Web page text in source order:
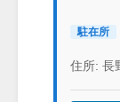
駐在所
住所: 長